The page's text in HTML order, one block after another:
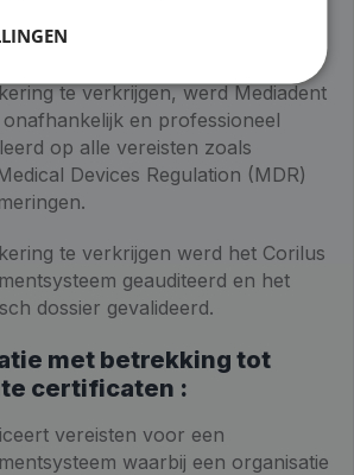
veiligheids- en prestatie
te verkrijgen, werd Mediadent
en professioneel
op alle vereisten zoals
Devices Regulation (MDR)
te verkrijgen werd het Corilus
geauditeerd en het
dossier gevalideerd.
met betrekking tot
certificaten :
vereisten voor een
waarbij een organisatie